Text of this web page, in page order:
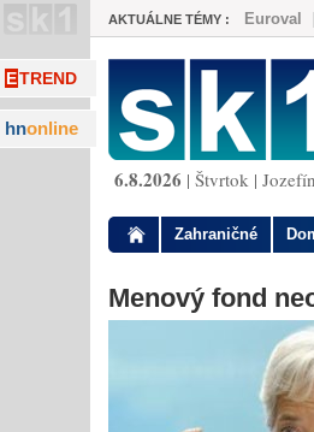
ETREND
hnonline
AKTUÁLNE TÉMY : Euroval
6.8.2026 | Štvrtok |
Zahraničné
Menový fond